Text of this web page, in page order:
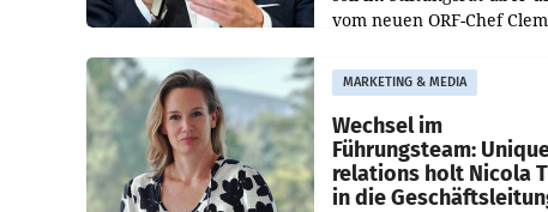
vom neuen ORF-Chef
Besetzungen für die
Direktionen abgestimmt
werden.
MARKETING & MEDIA
Wechsel im
Führungsteam:
relations holt Nicola
in die